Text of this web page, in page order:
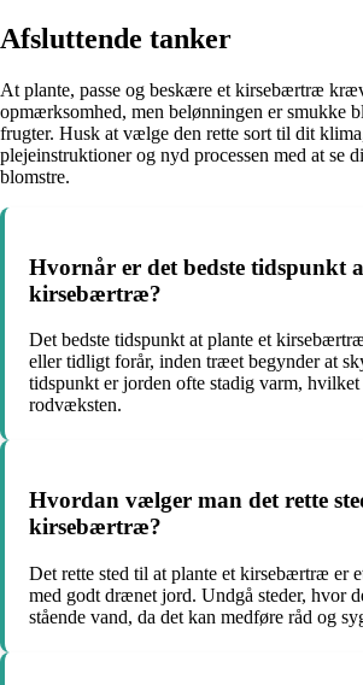
Afsluttende tanker
At plante, passe og beskære et kirsebærtræ
opmærksomhed, men belønningen er smukke
frugter. Husk at vælge den rette sort til dit
plejeinstruktioner og nyd processen med at se
blomstre.
Hvornår er det bedste tidspunkt
kirsebærtræ?
Det bedste tidspunkt at plante et
eller tidligt forår, inden træet begynder at
tidspunkt er jorden ofte stadig varm,
rodvæksten.
Hvordan vælger man det rette
kirsebærtræ?
Det rette sted til at plante et kirsebærtræ er
med godt drænet jord. Undgå steder, hvor
stående vand, da det kan medføre råd og